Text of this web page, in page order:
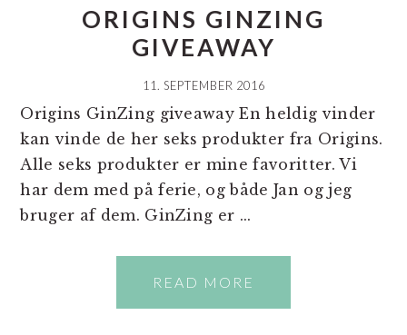
ORIGINS GINZING
GIVEAWAY
11. SEPTEMBER 2016
Origins GinZing giveaway En heldig vinder
kan vinde de her seks produkter fra Origins.
Alle seks produkter er mine favoritter. Vi
har dem med på ferie, og både Jan og jeg
bruger af dem. GinZing er ...
READ MORE